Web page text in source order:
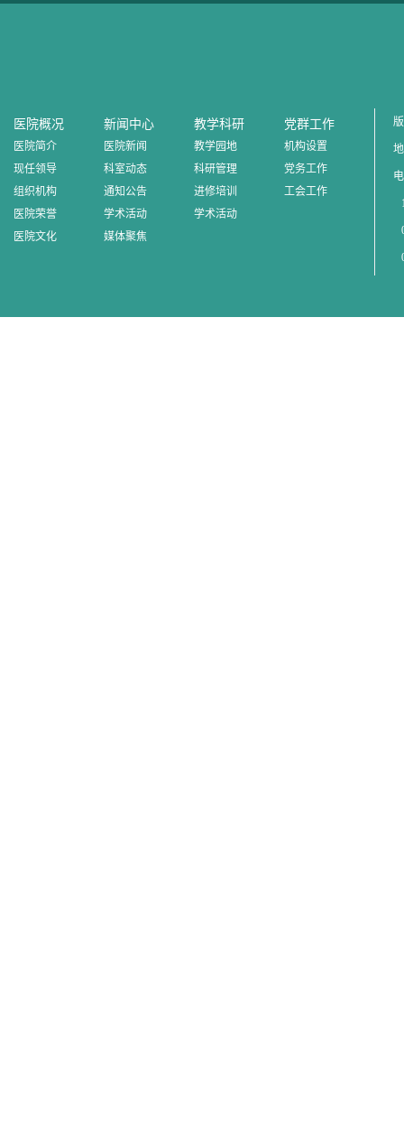
医院概况
医院简介
现任领导
组织机构
医院荣誉
医院文化
新闻中心
医院新闻
科室动态
通知公告
学术活动
媒体聚焦
教学科研
教学园地
科研管理
进修培训
学术活动
党群工作
机构设置
党务工作
工会工作